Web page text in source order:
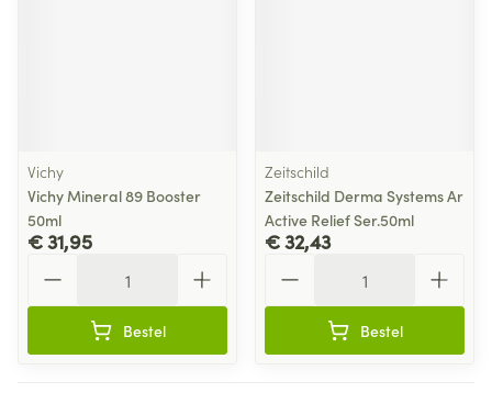
Vichy
Vichy Mineral 89 Booster
50ml
€ 31,95
Bestel
Zeitschild
Zeitschild Derma Systems Ar
Active Relief Ser.50ml
€ 32,43
Bestel